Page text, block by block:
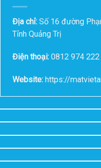
Địa chỉ: Số 16 đường
Tỉnh Quảng Trị
Điện thoại: 0812 974 222
Website: https://